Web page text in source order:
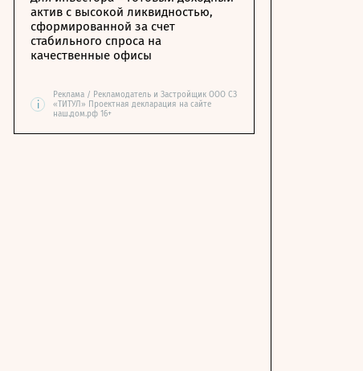
актив с высокой ликвидностью,
сформированной за счет
стабильного спроса на
качественные офисы
i
Реклама / Рекламодатель и Застройщик ООО СЗ
«ТИТУЛ» Проектная декларация на сайте
наш.дом.рф 16+